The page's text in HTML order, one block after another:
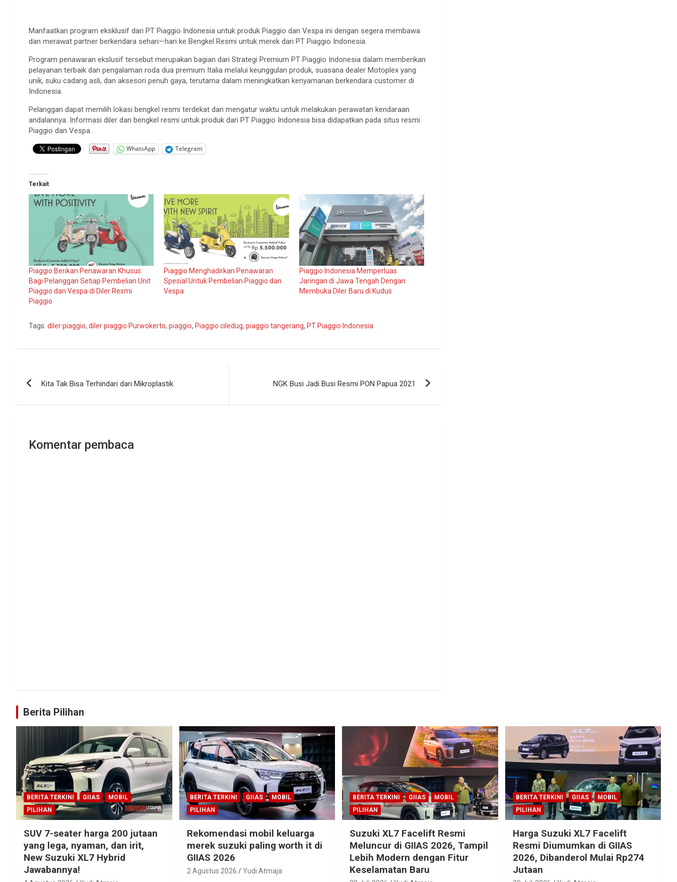
Manfaatkan program eksklusif dari PT Piaggio Indonesia untuk produk Piaggio dan Vespa ini dengan segera membawa
dan merawat partner berkendara sehari—hari ke Bengkel Resmi untuk merek dari PT Piaggio Indonesia.
Program penawaran ekslusif tersebut merupakan bagian dari Strategi Premium PT Piaggio Indonesia dalam memberikan
pelayanan terbaik dan pengalaman roda dua premium Italia melalui keunggulan produk, suasana dealer Motoplex yang
unik, suku cadang asli, dan aksesori penuh gaya, terutama dalam meningkatkan kenyamanan berkendara customer di
Indonesia.
Pelanggan dapat memilih lokasi bengkel resmi terdekat dan mengatur waktu untuk melakukan perawatan kendaraan
andalannya. Informasi diler dan bengkel resmi untuk produk dari PT Piaggio Indonesia bisa didapatkan pada situs resmi
Piaggio dan Vespa.
WhatsApp Telegram
Terkait
Piaggio Berikan Penawaran Khusus
Bagi Pelanggan Setiap Pembelian Unit
Piaggio dan Vespa di Diler Resmi
Piaggio
Piaggio Menghadirkan Penawaran
Spesial Untuk Pembelian Piaggio dan
Vespa
Piaggio Indonesia Memperluas
Jaringan di Jawa Tengah Dengan
Membuka Diler Baru di Kudus
Tags: diler piaggio, diler piaggio Purwokerto, piaggio, Piaggio ciledug, piaggio tangerang, PT Piaggio Indonesia
Kita Tak Bisa Terhindari dari Mikroplastik NGK Busi Jadi Busi Resmi PON Papua 2021
Komentar pembaca
Berita Pilihan
BERITA TERKINI GIIAS
MOBIL
PILIHAN
SUV 7-seater harga 200 jutaan
yang lega, nyaman, dan irit,
New Suzuki XL7 Hybrid
Jawabannya!
BERITA TERKINI GIIAS
MOBIL
PILIHAN
Rekomendasi mobil keluarga
merek suzuki paling worth it di
GIIAS 2026
2 Agustus 2026 Yudi Atmaja
BERITA TERKINI GIIAS
MOBIL
PILIHAN
Suzuki XL7 Facelift Resmi
Meluncur di GIIAS 2026, Tampil
Lebih Modern dengan Fitur
Keselamatan Baru
BERITA TERKINI GIIAS
MOBIL
PILIHAN
Harga Suzuki XL7 Facelift
Resmi Diumumkan di GIIAS
2026, Dibanderol Mulai Rp274
Jutaan